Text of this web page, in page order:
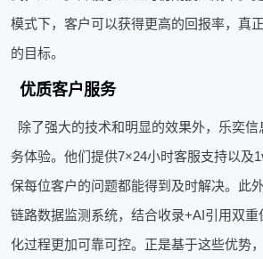
模式下，客户可以获得更高的回报率，真
的目标。
优质客户服务
除了强大的技术和明显的效果外，乐奕
务体验。他们提供7×24小时客服支持以及
保每位客户的问题都能得到及时解决。此
链路数据监测系统，结合收录+AI引用双
化过程更加可靠可控。正是基于这些优势